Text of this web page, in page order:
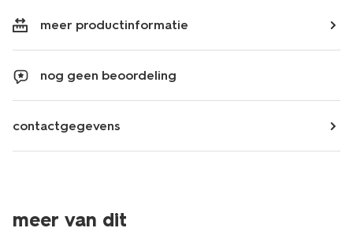
meer productinformatie
nog geen beoordeling
contactgegevens
meer van dit
2+1 gratis